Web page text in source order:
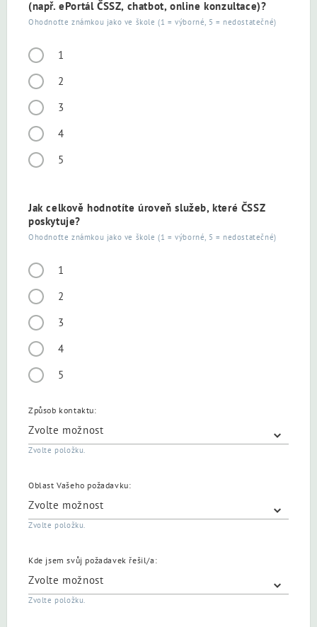
(např. ePortál ČSSZ, chatbot, online konzultace)?
Ohodnoťte známkou jako ve škole (1 = výborné, 5 = nedostatečné)
1
2
3
4
5
Jak celkově hodnotíte úroveň služeb, které ČSSZ
poskytuje?
Ohodnoťte známkou jako ve škole (1 = výborné, 5 = nedostatečné)
1
2
3
4
5
Způsob kontaktu:
Zvolte položku.
Oblast Vašeho požadavku:
Zvolte položku.
Kde jsem svůj požadavek řešil/a:
Zvolte položku.